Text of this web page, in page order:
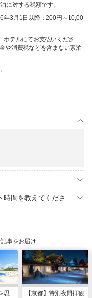
に対する税額です。
年3月1日以降：200円～10,00
テルにてお支払いくださ
や消費税などを含まない素泊
時間を教えてくださ
事をお届け
思
【京都】特別夜間拝観